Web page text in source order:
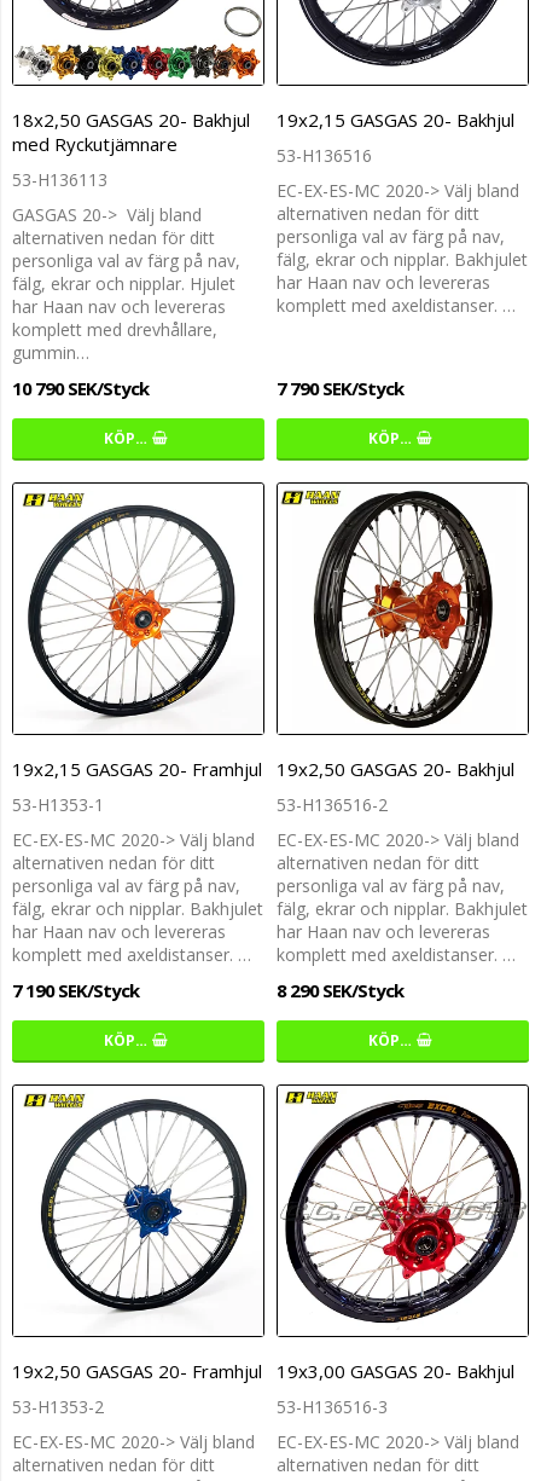
18x2,50 GASGAS 20- Bakhjul
med Ryckutjämnare
53-H136113
GASGAS 20-> Välj bland
alternativen nedan för ditt
personliga val av färg på nav,
fälg, ekrar och nipplar. Hjulet
har Haan nav och levereras
komplett med drevhållare,
gummin…
10 790 SEK/Styck
KÖP…
19x2,15 GASGAS 20- Bakhjul
53-H136516
EC-EX-ES-MC 2020-> Välj bland
alternativen nedan för ditt
personliga val av färg på nav,
fälg, ekrar och nipplar. Bakhjulet
har Haan nav och levereras
komplett med axeldistanser. …
7 790 SEK/Styck
KÖP…
19x2,15 GASGAS 20- Framhjul
53-H1353-1
EC-EX-ES-MC 2020-> Välj bland
alternativen nedan för ditt
personliga val av färg på nav,
fälg, ekrar och nipplar. Bakhjulet
har Haan nav och levereras
komplett med axeldistanser. …
7 190 SEK/Styck
KÖP…
19x2,50 GASGAS 20- Bakhjul
53-H136516-2
EC-EX-ES-MC 2020-> Välj bland
alternativen nedan för ditt
personliga val av färg på nav,
fälg, ekrar och nipplar. Bakhjulet
har Haan nav och levereras
komplett med axeldistanser. …
8 290 SEK/Styck
KÖP…
19x2,50 GASGAS 20- Framhjul
53-H1353-2
EC-EX-ES-MC 2020-> Välj bland
alternativen nedan för ditt
19x3,00 GASGAS 20- Bakhjul
53-H136516-3
EC-EX-ES-MC 2020-> Välj bland
alternativen nedan för ditt